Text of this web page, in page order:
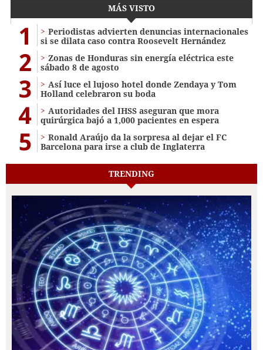
MÁS VISTO
1
Periodistas advierten denuncias internacionales
si se dilata caso contra Roosevelt Hernández
2
Zonas de Honduras sin energía eléctrica este
sábado 8 de agosto
3
Así luce el lujoso hotel donde Zendaya y Tom
Holland celebraron su boda
4
Autoridades del IHSS aseguran que mora
quirúrgica bajó a 1,000 pacientes en espera
5
Ronald Araújo da la sorpresa al dejar el FC
Barcelona para irse a club de Inglaterra
TRENDING